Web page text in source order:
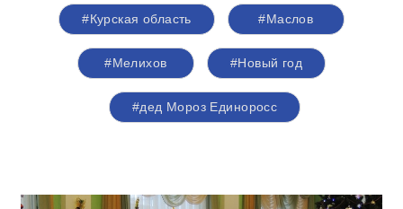
#Курская область #Маслов
#Мелихов #Новый год
#дед Мороз Единоросс